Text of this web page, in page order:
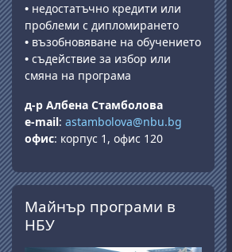
• недостатъчно кредити или
проблеми с дипломирането
• възобновяване на обучението
• съдействие за избор или
смяна на програма
д-р Албена Стамболова
e-mail: astambolova@nbu.bg
офис: корпус 1, офис 120
Прескочи Майнър програми в НБУ
Майнър програми в
НБУ